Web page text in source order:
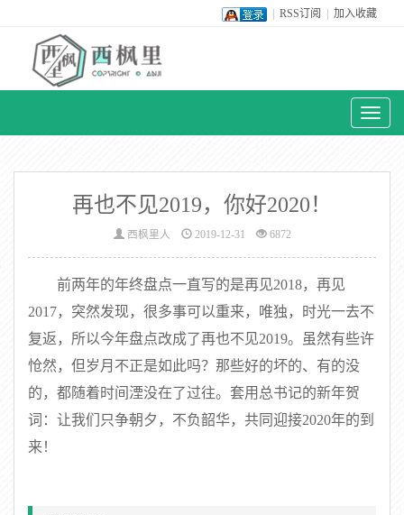
RSS订阅 加入收藏
Toggle
再也不见2019，你好2020！
西枫里人 2019-12-31 6872
前两年的年终盘点一直写的是再见2018，再见
2017，突然发现，很多事可以重来，唯独，时光一去不
复返，所以今年盘点改成了再也不见2019。虽然有些许
怆然，但岁月不正是如此吗？那些好的坏的、有的没
的，都随着时间湮没在了过往。套用总书记的新年贺
词：让我们只争朝夕，不负韶华，共同迎接2020年的到
来！